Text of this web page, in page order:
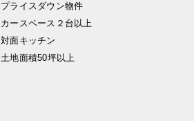
プライスダウン物件
カースペース２台以上
対面キッチン
土地面積50坪以上